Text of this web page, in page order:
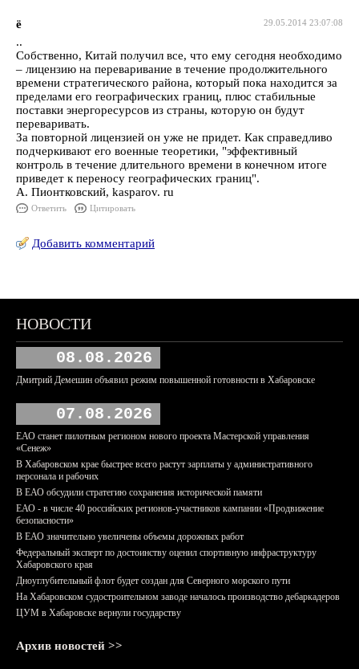
29.05.2014 23:07:08
ё
..
Собственно, Китай получил все, что ему сегодня необходимо
– лицензию на переваривание в течение продолжительного
времени стратегического района, который пока находится за
пределами его географических границ, плюс стабильные
поставки энергоресурсов из страны, которую он будут
переваривать.
За повторной лицензией он уже не придет. Как справедливо
подчеркивают его военные теоретики, "эффективный
контроль в течение длительного времени в конечном итоге
приведет к переносу географических границ".
А. Пионтковский, kasparov. ru
Ответить Цитировать
Добавить комментарий
НОВОСТИ
08.08.2026
Дмитрий Демешин объявил режим повышенной готовности в Хабаровске
07.08.2026
ЕАО станет пилотным регионом нового проекта Мастерской управления
«Сенеж»
В Хабаровском крае быстрее всего растут зарплаты у административного
персонала и рабочих
В ЕАО обсудили стратегию сохранения исторической памяти
ЕАО - в числе 40 российских регионов-участников кампании «Продвижение
безопасности»
В ЕАО значительно увеличены объемы дорожных работ
Федеральный эксперт по достоинству оценил спортивную инфраструктуру
Хабаровского края
Дноуглубительный флот будет создан для Северного морского пути
На Хабаровском судостроительном заводе началось производство дебаркадеров
ЦУМ в Хабаровске вернули государству
Архив новостей >>